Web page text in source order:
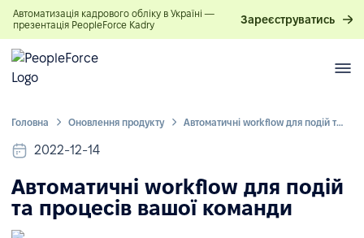
Автоматизація кадрового обліку в Україні —
презентація PeopleForce Kadry
Зареєструватись
Головна Оновлення продукту Автоматичні workflow для подій та процесів вашої команди
2022-12-14
Автоматичні workflow для подій
та процесів вашої команди